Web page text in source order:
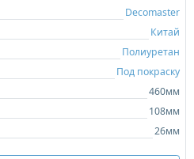
Decomaster
Китай
Полиуретан
Под покраску
460мм
108мм
26мм